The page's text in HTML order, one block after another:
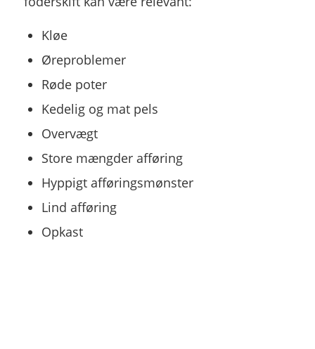
Kløe
Øreproblemer
Røde poter
Kedelig og mat pels
Overvægt
Store mængder afføring
Hyppigt afføringsmønster
Lind afføring
Opkast